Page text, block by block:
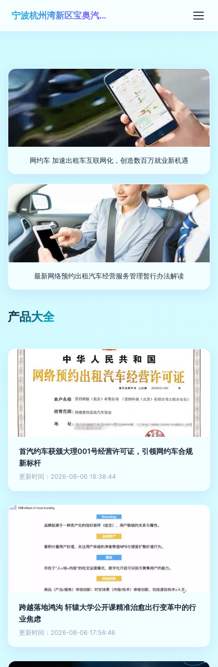
宁波杭州湾新区宝奥汽车俱乐部有限公司
网约车 加速出租车互联网化，创造数百万就业新机遇
最新网络预约出租汽车经营服务管理暂行办法解读
产品大全
首汽约车获颁大理001号经营许可证，引领网约车合规
新标杆
更新时间：2026-08-06 18:38:44
跨越落地鸿沟 轩辕大学公开课精准治愈出行变革中的行
业焦虑
更新时间：2026-08-06 17:56:46